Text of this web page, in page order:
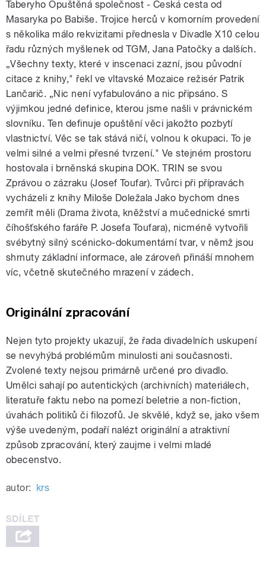
Taberyho Opuštěná společnost - Česká cesta od
Masaryka po Babiše. Trojice herců v komorním provedení
s několika málo rekvizitami přednesla v Divadle X10 celou
řadu různých myšlenek od TGM, Jana Patočky a dalších.
„Všechny texty, které v inscenaci zazní, jsou původní
citace z knihy," řekl ve vltavské Mozaice režisér Patrik
Lančarič. „Nic není vyfabulováno a nic připsáno. S
výjimkou jedné definice, kterou jsme našli v právnickém
slovníku. Ten definuje opuštění věci jakožto pozbytí
vlastnictví. Věc se tak stává ničí, volnou k okupaci. To je
velmi silné a velmi přesné tvrzení." Ve stejném prostoru
hostovala i brněnská skupina DOK. TRIN se svou
Zprávou o zázraku (Josef Toufar). Tvůrci při přípravách
vycházeli z knihy Miloše Doležala Jako bychom dnes
zemřít měli (Drama života, kněžství a mučednické smrti
číhošťského faráře P. Josefa Toufara), nicméně vytvořili
svébytný silný scénicko-dokumentární tvar, v němž jsou
shrnuty základní informace, ale zároveň přináší mnohem
víc, včetně skutečného mrazení v zádech.
Originální zpracování
Nejen tyto projekty ukazují, že řada divadelních uskupení
se nevyhýbá problémům minulosti ani současnosti.
Zvolené texty nejsou primárně určené pro divadlo.
Umělci sahají po autentických (archivních) materiálech,
literatuře faktu nebo na pomezí beletrie a non-fiction,
úvahách politiků či filozofů. Je skvělé, když se, jako všem
výše uvedeným, podaří nalézt originální a atraktivní
způsob zpracování, který zaujme i velmi mladé
obecenstvo.
autor: krs